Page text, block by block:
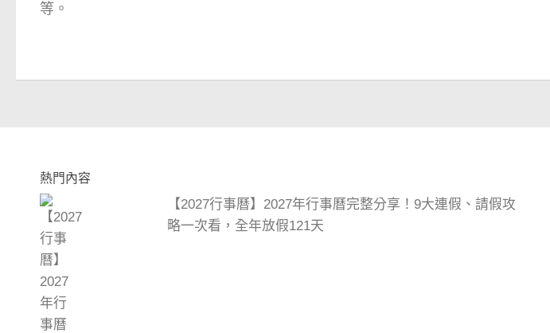
等。
熱門內容
【2027行事曆】2027年行事曆完整分享！9大連假、請假攻
略一次看，全年放假121天